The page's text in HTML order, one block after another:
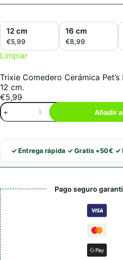
12 cm
€5,99
16 cm
€8,99
Limpiar
Trixie Comedero Cerámica
12 cm.
€5,99
Trixie
Comedero
Home
cantidad
Añadir
✓ Entrega rápida·✓ Gratis +50€·✓
Pago seguro